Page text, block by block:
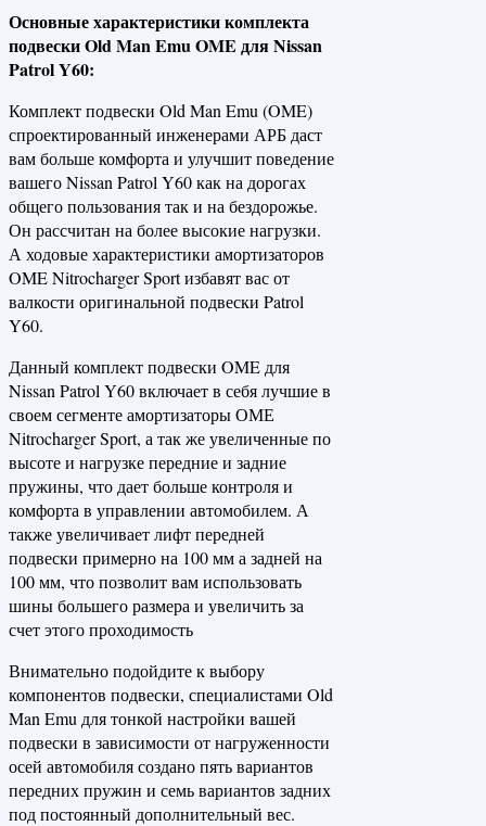
Основные характеристики комплекта
подвески Old Man Emu OME для Nissan
Patrol Y60:
Комплект подвески Old Man Emu (OME)
спроектированный инженерами АРБ даст
вам больше комфорта и улучшит поведение
вашего Nissan Patrol Y60 как на дорогах
общего пользования так и на бездорожье.
Он рассчитан на более высокие нагрузки.
А ходовые характеристики амортизаторов
OME Nitrocharger Sport избавят вас от
валкости оригинальной подвески Patrol
Y60.
Данный комплект подвески OME для
Nissan Patrol Y60 включает в себя лучшие в
своем сегменте амортизаторы ОМЕ
Nitrocharger Sport, а так же увеличенные по
высоте и нагрузке передние и задние
пружины, что дает больше контроля и
комфорта в управлении автомобилем. А
также увеличивает лифт передней
подвески примерно на 100 мм а задней на
100 мм, что позволит вам использовать
шины большего размера и увеличить за
счет этого проходимость
Внимательно подойдите к выбору
компонентов подвески, специалистами Old
Man Emu для тонкой настройки вашей
подвески в зависимости от нагруженности
осей автомобиля создано пять вариантов
передних пружин и семь вариантов задних
под постоянный дополнительный вес.